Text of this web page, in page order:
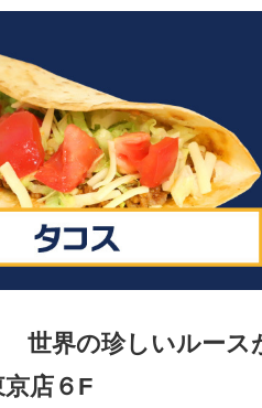
世界の珍しいルー
店６F